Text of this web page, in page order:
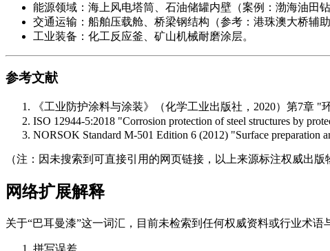
能源领域：海上风电塔筒、石油储罐内壁（案例：渤海油田钻
交通运输：船舶压载舱、桥梁钢结构（参考：港珠澳大桥辅助
工业装备：化工反应釜、矿山机械耐磨涂层。
参考文献
《工业防护涂料与涂装》（化学工业出版社，2020）第7章 "
ISO 12944-5:2018 "Corrosion protection of steel structures by
NORSOK Standard M-501 Edition 6 (2012) "Surface preparation
（注：因未搜索到可直接引用的网页链接，以上来源标注权威出版
网络扩展解释
关于“巴耳曼漆”这一词汇，目前未检索到任何权威资料或行业术语
拼写误差